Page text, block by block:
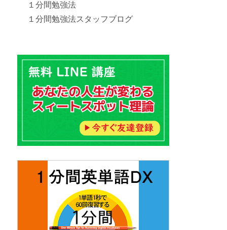
１分間勉強法
１分間勉強法スタッフブログ